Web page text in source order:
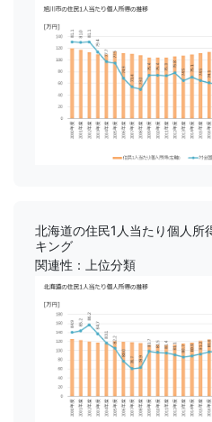
北海道の住民1人当たり個人所
キング
関連性：上位分類